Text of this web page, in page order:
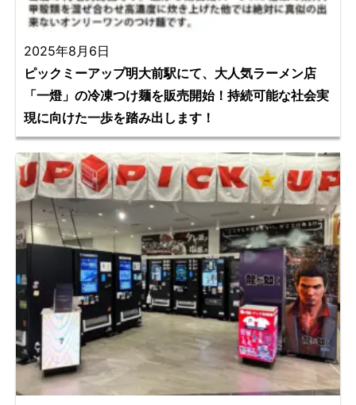
2025年8月6日
ピックミーアップ明大前駅にて、大人気ラーメン店
「一燈」の冷凍つけ麺を販売開始！持続可能な社会実
現に向けた一歩を踏み出します！